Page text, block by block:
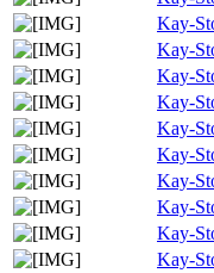
Kay-
Kay-
Kay-
Kay-
Kay-
Kay-
Kay-
Kay-
Kay-
Kay-